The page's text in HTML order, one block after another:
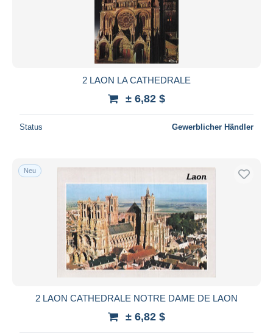
2 LAON LA CATHEDRALE
± 6,82 $
Status Gewerblicher Händler
Neu
2 LAON CATHEDRALE NOTRE DAME DE LAON
± 6,82 $